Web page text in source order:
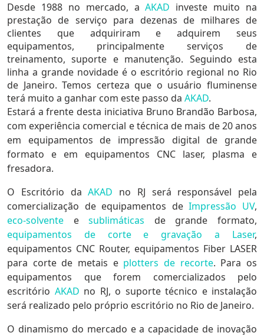
Desde 1988 no mercado, aAKAD investe muito na
prestação de serviço para dezenas de milhares de
clientes que adquiriram e adquirem seus
equipamentos, principalmente serviços de
treinamento, suporte e manutenção. Seguindo esta
linha a grande novidade é o escritório regional no Rio
de Janeiro. Temos certeza que o usuário fluminense
terá muito a ganhar com este passo da AKAD.
Estará a frente desta iniciativa Bruno Brandão Barbosa,
com experiência comercial e técnica de mais de 20 anos
em equipamentos de impressão digital de grande
formato e em equipamentos CNC laser, plasma e
fresadora.
O Escritório daAKAD no RJ será responsável pela
comercialização de equipamentos deImpressão UV,
eco-solvente esublimáticas de grande formato,
equipamentos de corte e gravação a Laser,
equipamentos CNC Router, equipamentos Fiber LASER
para corte de metais e plotters de recorte. Para os
equipamentos que forem comercializados pelo
escritório AKAD no RJ, o suporte técnico e instalação
será realizado pelo próprio escritório no Rio de Janeiro.
O dinamismo do mercado e a capacidade de inovação